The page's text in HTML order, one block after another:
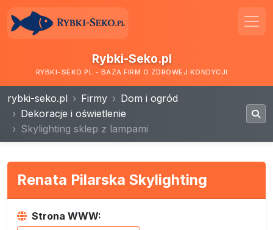
Rybki-Seko.pl
RYBKI-SEKO.PL - BAZA FIRM O ZDROWEJ KONDYCJI
rybki-seko.pl Firmy
Dom i ogród
Dekoracje i oświetlenie
Skylighting sklep z lampami
Renata Pilarska Skylighting
Strona WWW: